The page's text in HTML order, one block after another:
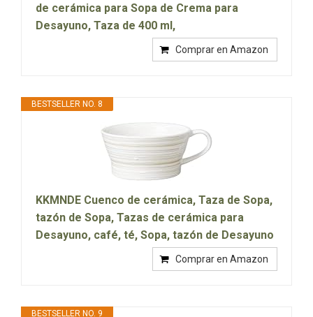
de cerámica para Sopa de Crema para
Desayuno, Taza de 400 ml,
Comprar en Amazon
BESTSELLER NO. 8
KKMNDE Cuenco de cerámica, Taza de Sopa,
tazón de Sopa, Tazas de cerámica para
Desayuno, café, té, Sopa, tazón de Desayuno
Comprar en Amazon
BESTSELLER NO. 9